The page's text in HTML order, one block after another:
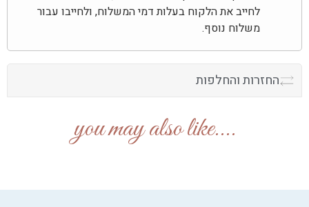
החזרות והחלפות
לחייב את הלקוח בעלות דמי המשלוח, ולחייבו עבור
משלוח נוסף.
....you may also like